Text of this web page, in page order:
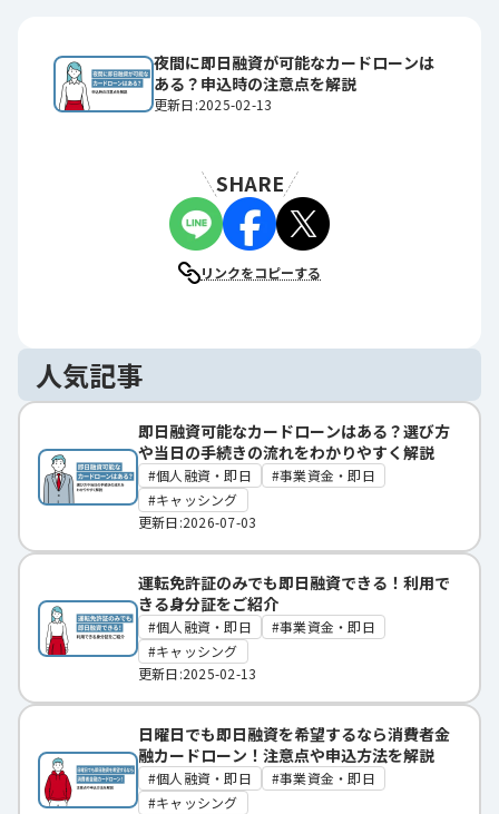
夜間に即日融資が可能なカードローンは
ある？申込時の注意点を解説
更新日:2025-02-13
SHARE
リンクをコピーする
人気記事
即日融資可能なカードローンはある？選び方
や当日の手続きの流れをわかりやすく解説
個人融資・即日
事業資金・即日
キャッシング
更新日:2026-07-03
運転免許証のみでも即日融資できる！利用で
きる身分証をご紹介
個人融資・即日
事業資金・即日
キャッシング
更新日:2025-02-13
日曜日でも即日融資を希望するなら消費者金
融カードローン！注意点や申込方法を解説
個人融資・即日
事業資金・即日
キャッシング